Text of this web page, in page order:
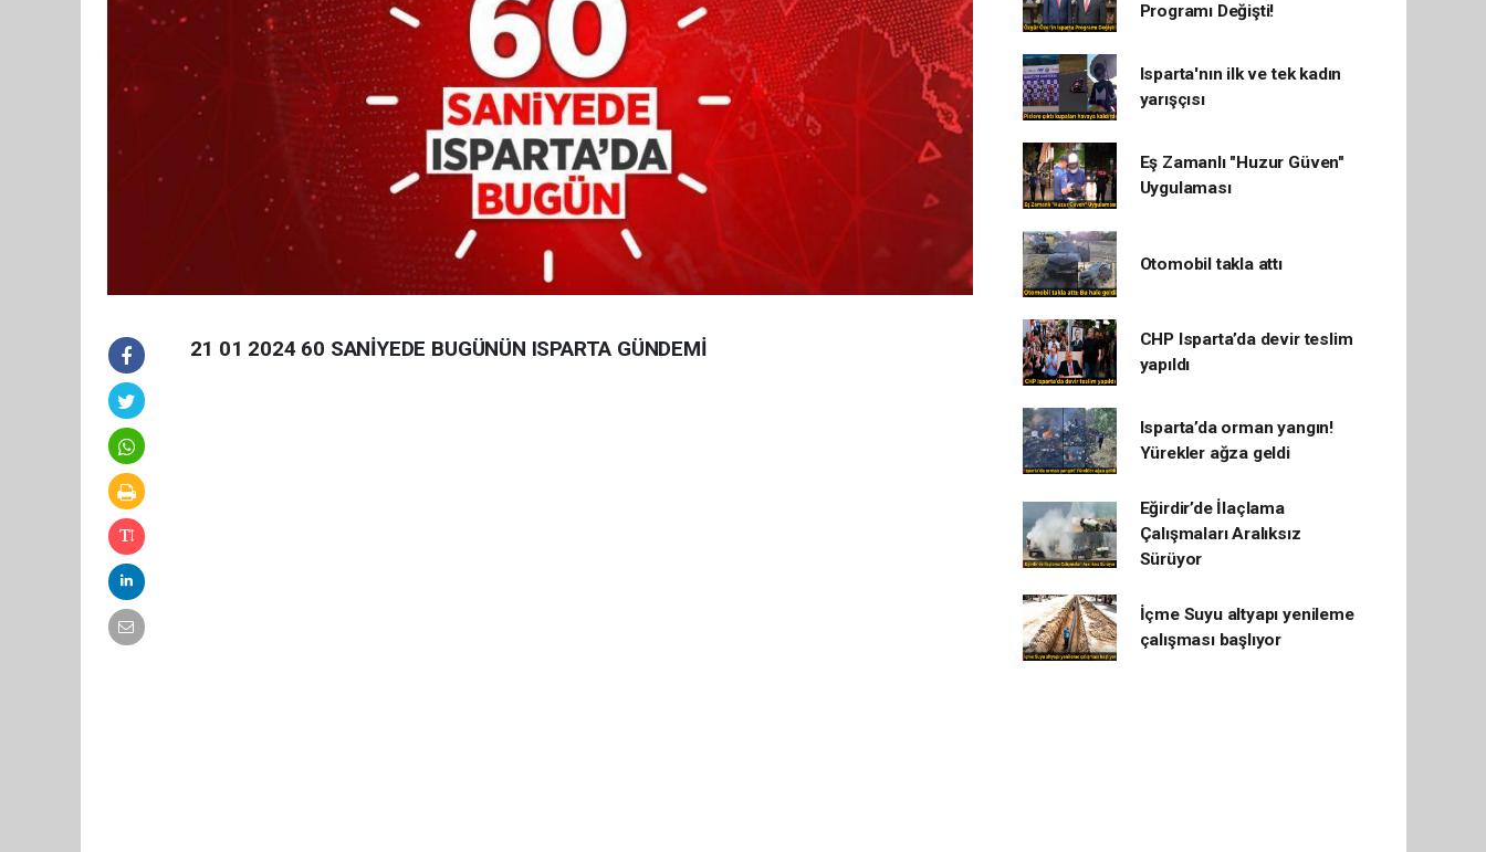
21 01 2024 60 SANİYEDE BUGÜNÜN ISPARTA GÜNDEMİ
Programı Değişti!
Isparta'nın ilk ve tek kadın
yarışçısı
Eş Zamanlı "Huzur Güven"
Uygulaması
Otomobil takla attı
CHP Isparta’da devir teslim
yapıldı
Isparta’da orman yangın!
Yürekler ağza geldi
Eğirdir’de İlaçlama
Çalışmaları Aralıksız
Sürüyor
İçme Suyu altyapı yenileme
çalışması başlıyor